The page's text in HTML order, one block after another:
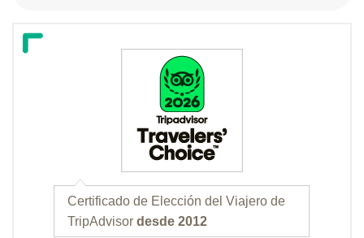
Certificado de Elección del Viajero de
TripAdvisordesde 2012